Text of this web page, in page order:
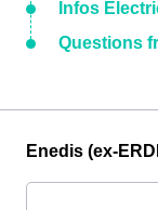
Infos
Questions
Enedis (ex-